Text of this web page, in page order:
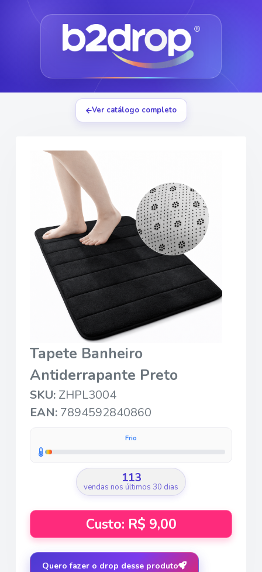
Ver catálogo completo
Tapete Banheiro
Antiderrapante Preto
SKU: ZHPL3004
EAN: 7894592840860
Frio
113
vendas nos últimos 30 dias
Custo: R$ 9,00
Quero fazer o drop desse produto